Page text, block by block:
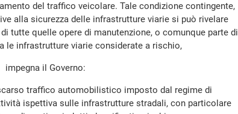
del traffico veicolare. Tale condizione contingente,
alla sicurezza delle infrastrutture viarie si può rivelare
tutte quelle opere di manutenzione, o comunque parte di
le infrastrutture viarie considerate a rischio,
impegna il Governo:
traffico automobilistico imposto dal regime di
ispettiva sulle infrastrutture stradali, con particolare